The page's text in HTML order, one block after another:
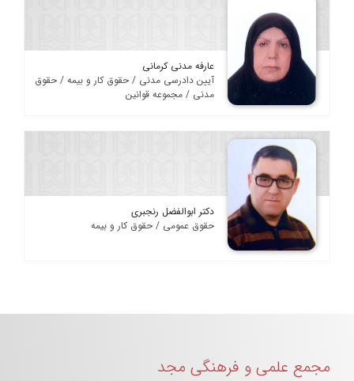
عارفه مدنی کرمانی
آیین دادرسی مدنی / حقوق کار و بیمه / حقوق
مدنی / مجموعه قوانین
دکتر ابوالفضل رنجبری
حقوق عمومی / حقوق کار و بیمه
مجمع علمی و فرهنگی مجد